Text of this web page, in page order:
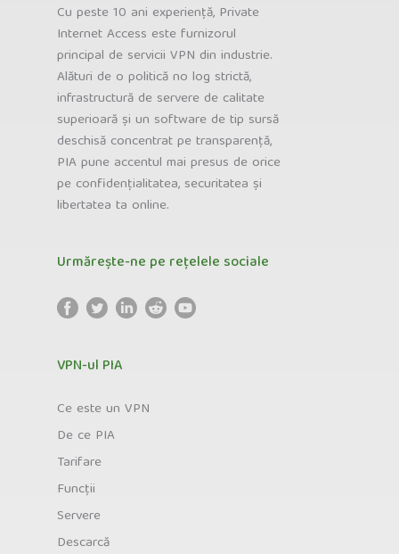
Cu peste 10 ani experiență, Private
Internet Access este furnizorul
principal de servicii VPN din industrie.
Alături de o politică no log strictă,
infrastructură de servere de calitate
superioară și un software de tip sursă
deschisă concentrat pe transparență,
PIA pune accentul mai presus de orice
pe confidențialitatea, securitatea și
libertatea ta online.
Urmărește-ne pe rețelele sociale
VPN-ul PIA
Ce este un VPN
De ce PIA
Tarifare
Funcții
Servere
Descarcă